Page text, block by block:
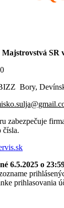
Majstrovstvá SR
Bory,
zabezpečuje
čísla.
6.5.2025 o
prihlasovania